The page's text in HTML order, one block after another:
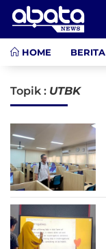
HOME BERITA
Topik : UTBK